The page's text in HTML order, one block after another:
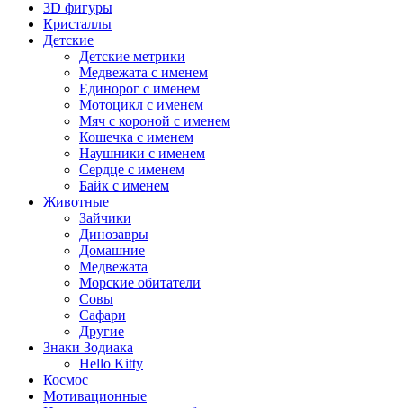
3D фигуры
Кристаллы
Детские
Детские метрики
Медвежата с именем
Единорог с именем
Мотоцикл с именем
Мяч с короной с именем
Кошечка с именем
Наушники с именем
Сердце с именем
Байк с именем
Животные
Зайчики
Динозавры
Домашние
Медвежата
Морские обитатели
Совы
Сафари
Другие
Знаки Зодиака
Hello Kitty
Космос
Мотивационные